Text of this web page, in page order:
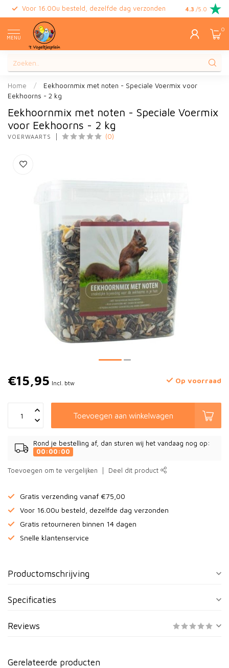
Voor 16.00u besteld, dezelfde dag verzonden Gratis
4.3 /5.0
MENU
0
Home /
Eekhoornmix met noten - Speciale Voermix voor
Eekhoorns - 2 kg
Eekhoornmix met noten - Speciale Voermix
voor Eekhoorns - 2 kg
VOERWAARTS (0)
€15,95 Incl. btw Op voorraad
Toevoegen aan winkelwagen
Rond je bestelling af, dan sturen wij het vandaag nog op:
00:00:00
Toevoegen om te vergelijken Deel dit product
Gratis verzending vanaf €75,00
Voor 16.00u besteld, dezelfde dag verzonden
Gratis retourneren binnen 14 dagen
Snelle klantenservice
Productomschrijving
Specificaties
Reviews
Gerelateerde producten